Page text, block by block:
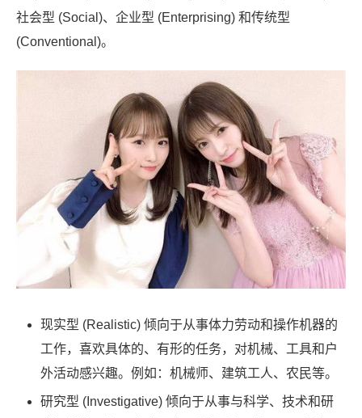
社会型 (Social)、企业型 (Enterprising) 和传统型
(Conventional)。
现实型 (Realistic) 倾向于从事体力劳动和操作机器的
工作，喜欢具体的、有形的任务，对机械、工具和户
外活动感兴趣。例如：机械师、建筑工人、农民等。
研究型 (Investigative) 倾向于从事与科学、技术和研